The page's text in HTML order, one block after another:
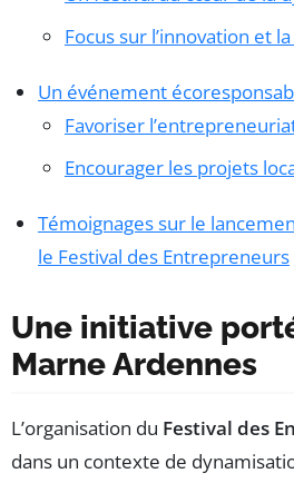
Focus sur l’innovation et
Un événement
Favoriser
Encourager les projets
Témoignages sur le
le Festival des Entrepreneurs
Une initiative
Marne Ardennes
L’organisation du Festival des
dans un contexte de